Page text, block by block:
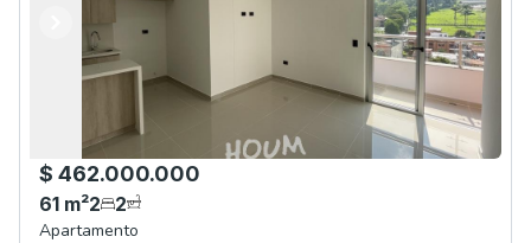
Anterior
Siguiente
$ 462.000.000
61 m²2 2
Apartamento